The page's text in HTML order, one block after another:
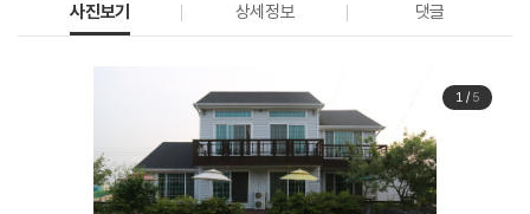
사진보기 상세정보 댓글
1/ 5